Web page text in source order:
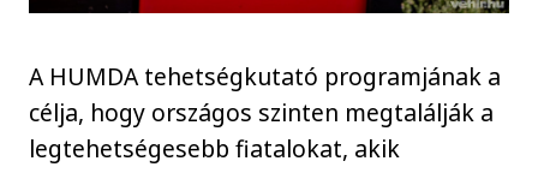
A HUMDA tehetségkutató programjának a
célja, hogy országos szinten megtalálják a
legtehetségesebb fiatalokat, akik